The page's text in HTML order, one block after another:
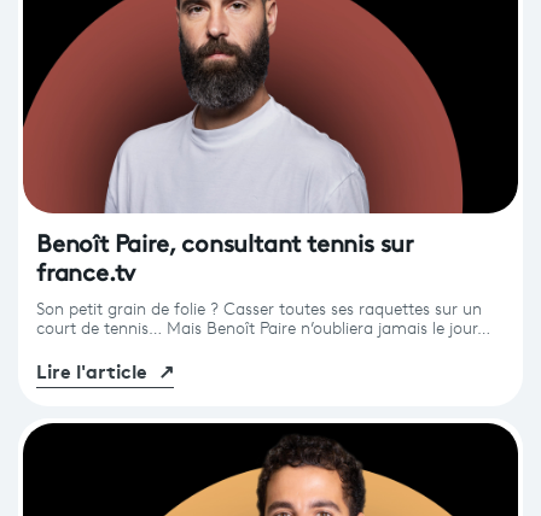
Benoît Paire, consultant tennis sur
france.tv
Son petit grain de folie ? Casser toutes ses raquettes sur un
court de tennis… Mais Benoît Paire n’oubliera jamais le jour…
Lire l'article ↗